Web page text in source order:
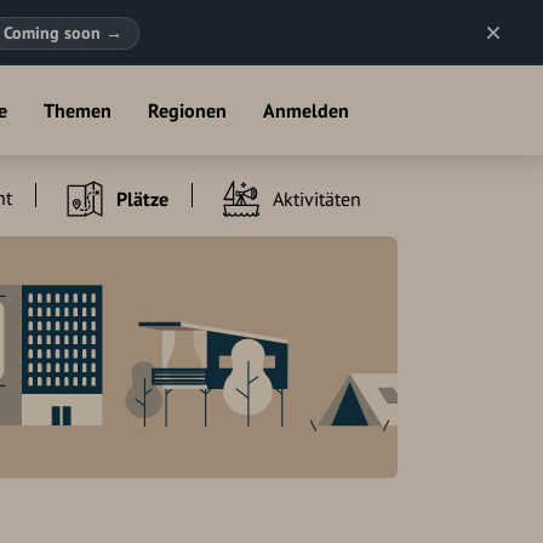
Coming soon →
Themen Regionen Anmelden
Plätze Aktivitäten